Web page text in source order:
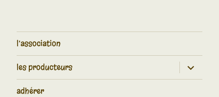
l’association
les producteurs ouvrir
le
sous-
adhérer